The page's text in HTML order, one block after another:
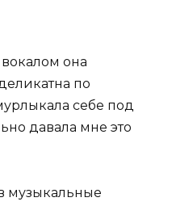
она
по
себе под
давала мне это
музыкальные